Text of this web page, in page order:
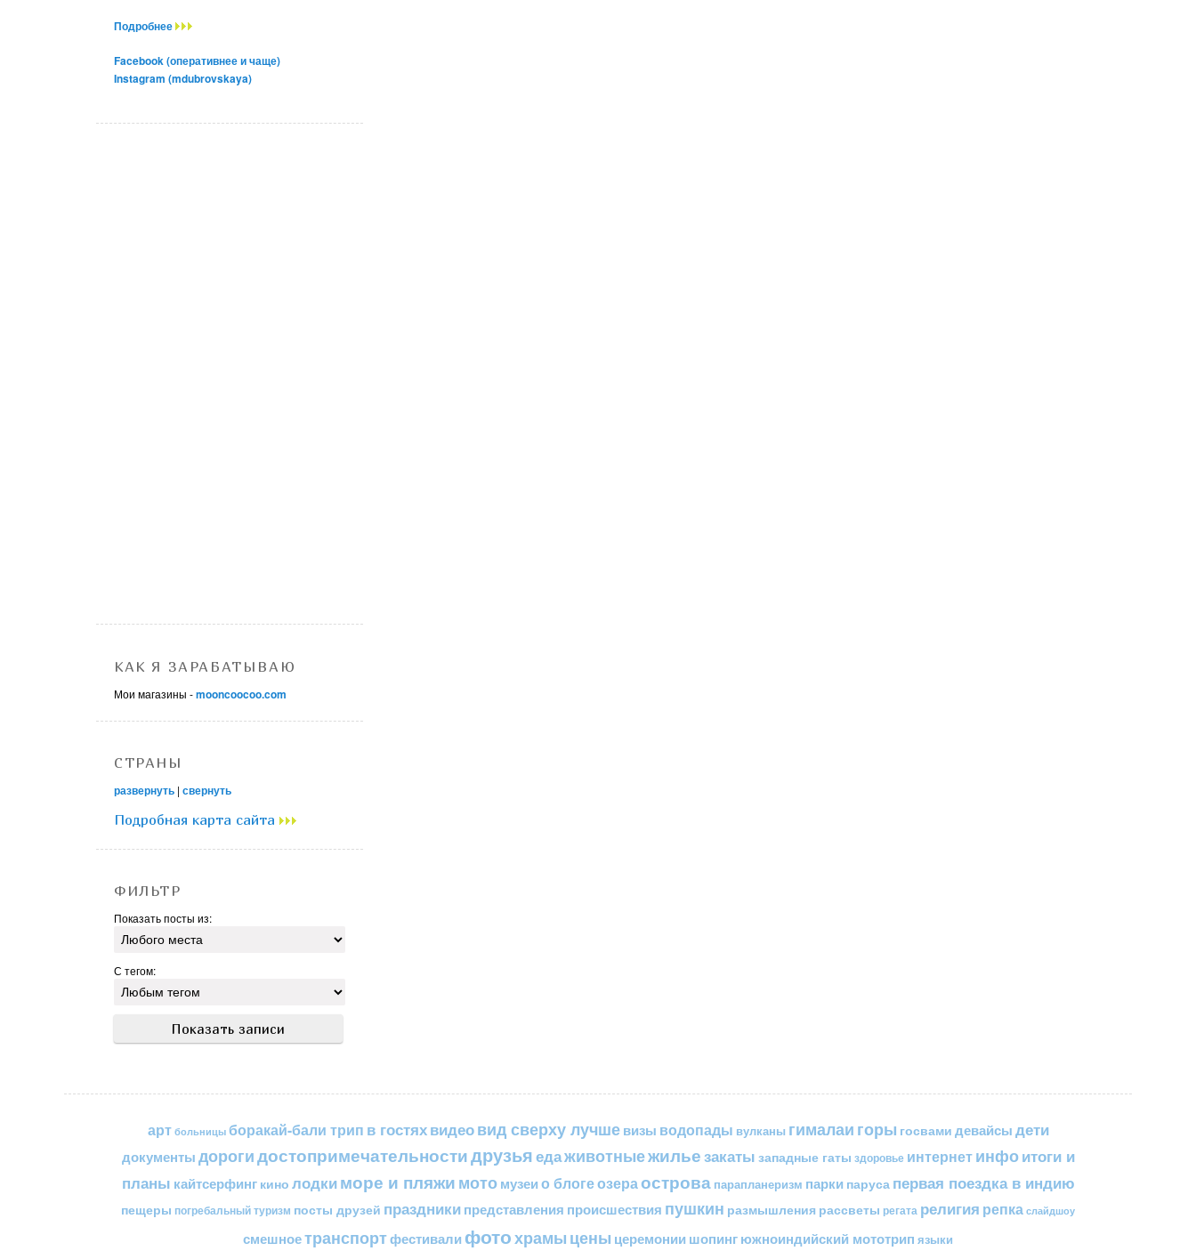
Подробнее
Facebook (оперативнее и чаще)
Instagram (mdubrovskaya)
КАК Я ЗАРАБАТЫВАЮ
Мои магазины -mooncoocoo.com
СТРАНЫ
развернуть | свернуть
Подробная карта сайта
ФИЛЬТР
Показать посты из:
С тегом:
арт больницы боракай-бали трип в гостяхвидеовид сверху лучше визы водопады вулканы гималаи горы госвами девайсы дети
документыдорогидостопримечательностидрузьяедаживотныежильезакаты западные гаты здоровье интернетинфоитоги и
планы кайтсерфинг кино лодкиморе и пляжимото музеи о блогеозераострова парапланеризм парки паруса первая поездка в индию
пещеры погребальный туризм посты друзей праздникипредставления происшествия пушкин размышления рассветы регата религия репка слайдшоу
смешноетранспортфестивали фотохрамы цены церемонии шопингюжноиндийский мототрип языки